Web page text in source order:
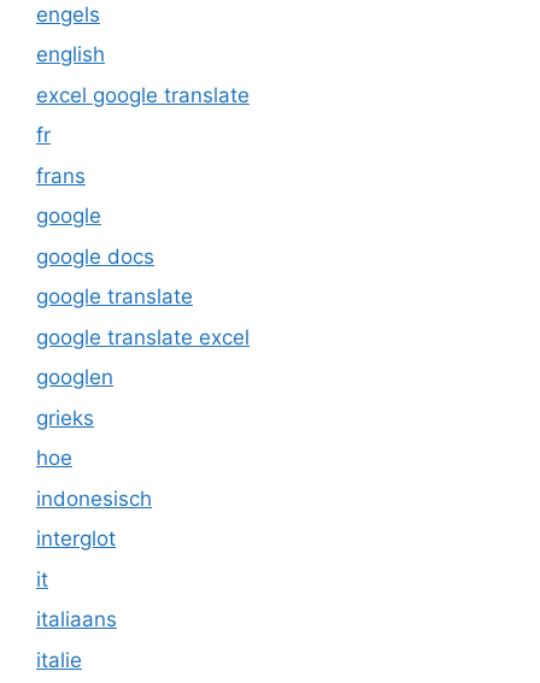
engels
english
excel google translate
fr
frans
google
google docs
google translate
google translate excel
googlen
grieks
hoe
indonesisch
interglot
it
italiaans
italie